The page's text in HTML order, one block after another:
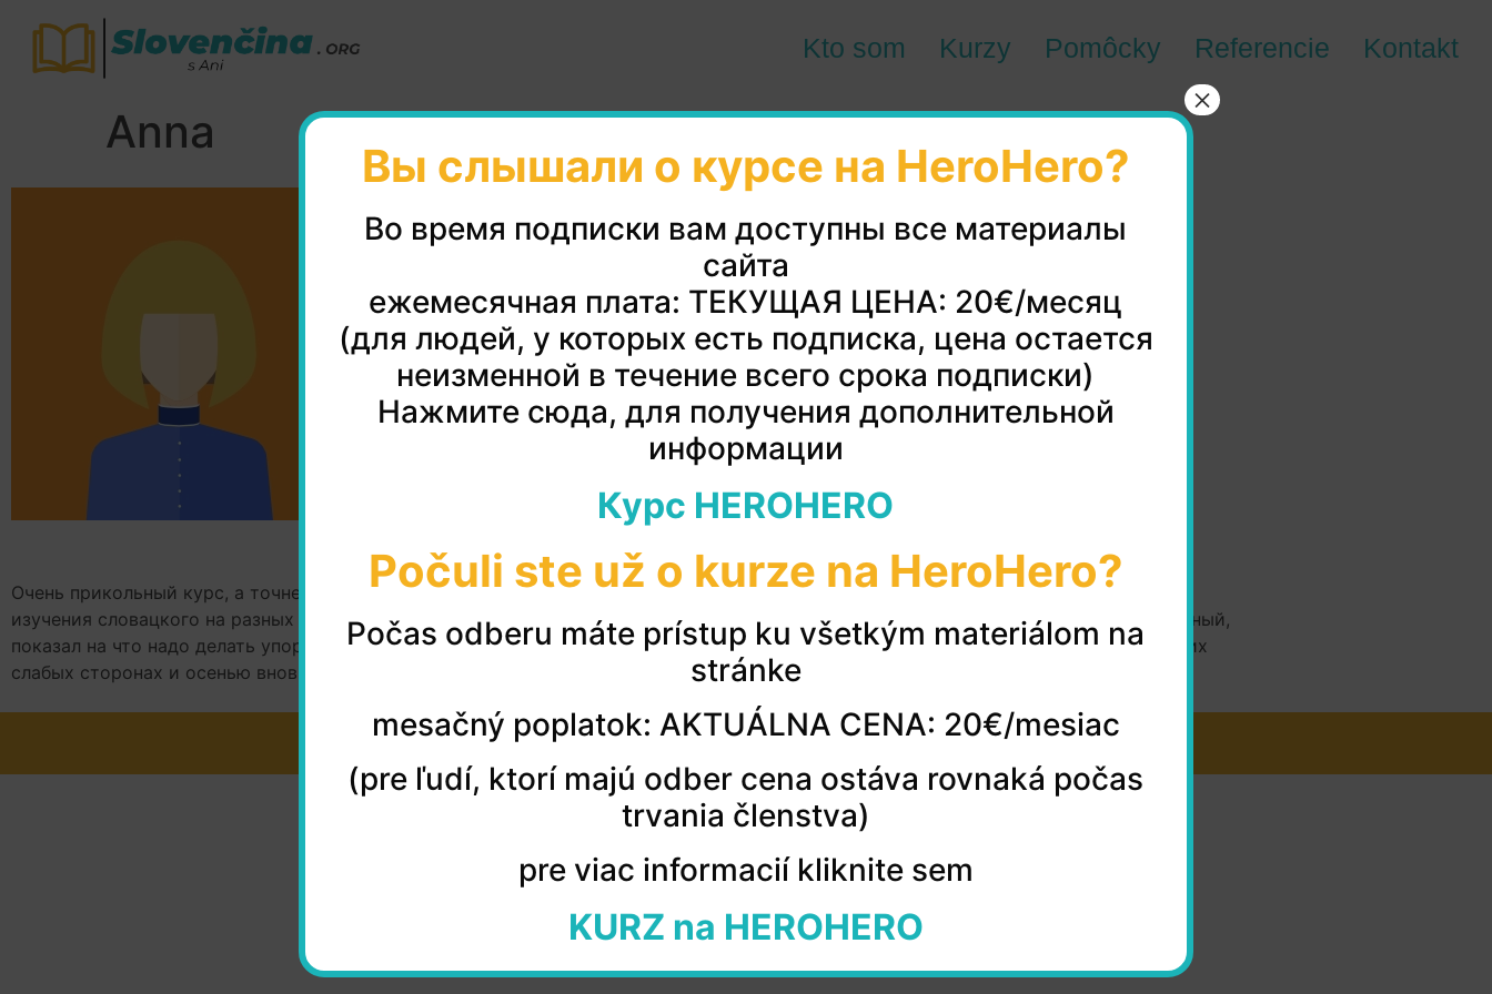
Kto som Kurzy Pomôcky Referencie Kontakt
Anna
Очень прикольный курс, а точнее два курса, у @slovencinasani Первый проходила практически с нуля, после нескольких попыток
изучения словацкого на разных курсах. Именно после курса А1 начался прогресс и поняла базовые правила. Второй курс, разговорный,
показал на что надо делать упор в изучении языка именно сейчас, чтобы успешно продвигаться далее. Сосредоточусь летом на этих
слабых сторонах и осенью вновь собираюсь вернуться к @slovencinasani
© 2026 všetky práva vyhradené
Вы слышали о курсе на HeroHero?
Во время подписки вам доступны все материалы
сайта
ежемесячная плата: ТЕКУЩАЯ ЦЕНА: 20€/месяц
(для людей, у которых есть подписка, цена остается
неизменной в течение всего срока подписки)
Нажмите сюда, для получения дополнительной
информации
Курс HEROHERO
Počuli ste už o kurze na HeroHero?
Počas odberu máte prístup ku všetkým materiálom na
stránke
mesačný poplatok: AKTUÁLNA CENA: 20€/mesiac
(pre ľudí, ktorí majú odber cena ostáva rovnaká počas
trvania členstva)
pre viac informacií kliknite sem
KURZ na HEROHERO
×